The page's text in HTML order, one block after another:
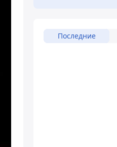
Последние